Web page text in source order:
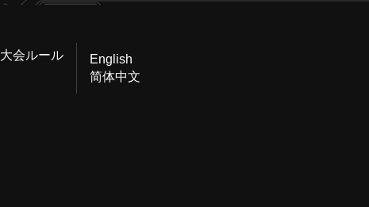
大会ルール
English
简体中文